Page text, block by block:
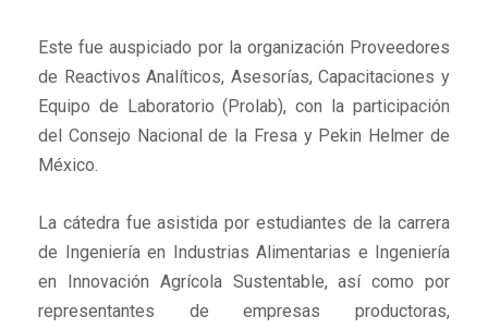
Este fue auspiciado por la organización Proveedores
de Reactivos Analíticos, Asesorías, Capacitaciones y
Equipo de Laboratorio (Prolab), con la participación
del Consejo Nacional de la Fresa y Pekin Helmer de
México.
La cátedra fue asistida por estudiantes de la carrera
de Ingeniería en Industrias Alimentarias e Ingeniería
en Innovación Agrícola Sustentable, así como por
representantes de empresas productoras,